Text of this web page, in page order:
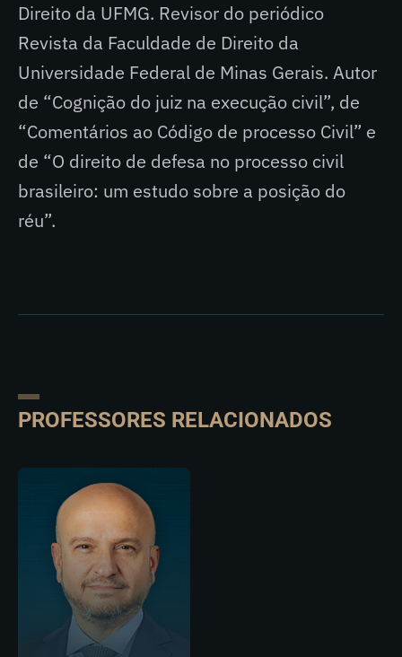
Direito da UFMG. Revisor do periódico
Revista da Faculdade de Direito da
Universidade Federal de Minas Gerais. Autor
de “Cognição do juiz na execução civil”, de
“Comentários ao Código de processo Civil” e
de “O direito de defesa no processo civil
brasileiro: um estudo sobre a posição do
réu”.
PROFESSORES RELACIONADOS